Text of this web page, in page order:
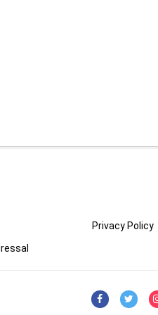
Privacy Policy